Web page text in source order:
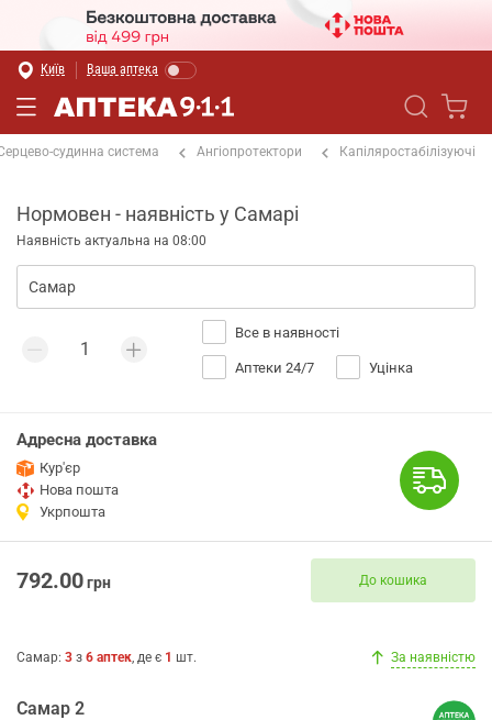
Київ Ваша аптека
судинна система Ангіопротектори Капіляростабілізуючі
Нормовен - наявність у Самарі
Наявність актуальна на 08:00
Все в наявності
Аптеки 24/7 Уцінка
Адресна доставка
Кур'єр
Нова пошта
Укрпошта
792.00грн До кошика
Самар: 3 з 6 аптек, де є 1 шт. За наявністю
Самар 2